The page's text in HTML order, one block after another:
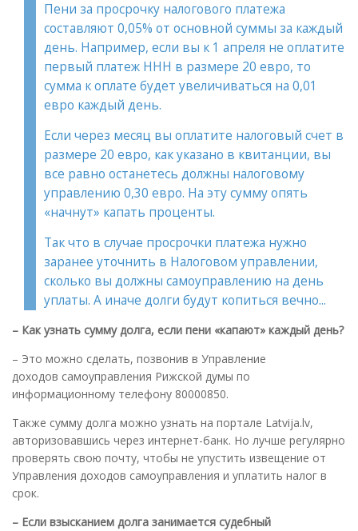
Пени за просрочку налогового платежа
составляют 0,05% от основной суммы за каждый
день. Например, если вы к 1 апреля не оплатите
первый платеж ННН в размере 20 евро, то
сумма к оплате будет увеличиваться на 0,01
евро каждый день.
Если через месяц вы оплатите налоговый счет в
размере 20 евро, как указано в квитанции, вы
все равно останетесь должны налоговому
управлению 0,30 евро. На эту сумму опять
«начнут» капать проценты.
Так что в случае просрочки платежа нужно
заранее уточнить в Налоговом управлении,
сколько вы должны самоуправлению на день
уплаты. А иначе долги будут копиться вечно...
– Как узнать сумму долга, если пени «капают» каждый день?
– Это можно сделать, позвонив в Управление
доходов самоуправления Рижской думы по
информационному телефону 80000850.
Также сумму долга можно узнать на портале Latvija.lv,
авторизовавшись через интернет-банк. Но лучше регулярно
проверять свою почту, чтобы не упустить извещение от
Управления доходов самоуправления и уплатить налог в
срок.
– Если взысканием долга занимается судебный